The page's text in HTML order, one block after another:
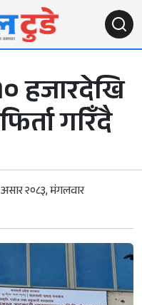
हजारदेखि
गरिँदै
२०८३, मंगलवार